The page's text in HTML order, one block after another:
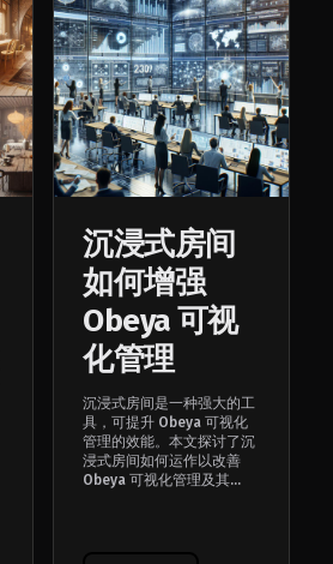
沉浸式房间
如何增强
Obeya 可视
化管理
沉浸式房间是一种强大的工
具，可提升 Obeya 可视化
管理的效能。本文探讨了沉
浸式房间如何运作以改善
Obeya 可视化管理及其…